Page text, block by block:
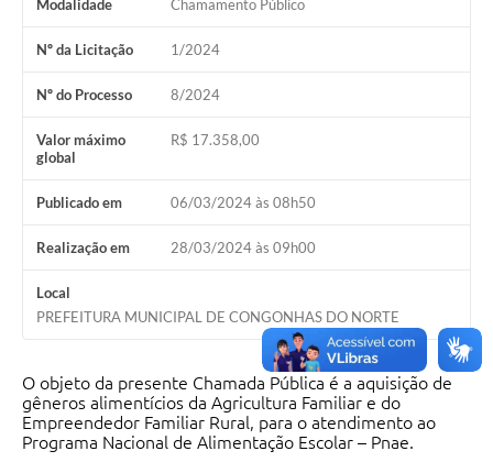
Modalidade Chamamento Público
Nº da Licitação 1/2024
Nº do Processo 8/2024
Valor máximo
global
R$ 17.358,00
Publicado em 06/03/2024 às 08h50
Realização em 28/03/2024 às 09h00
Local
PREFEITURA MUNICIPAL DE CONGONHAS DO NORTE
O objeto da presente Chamada Pública é a aquisição de
gêneros alimentícios da Agricultura Familiar e do
Empreendedor Familiar Rural, para o atendimento ao
Programa Nacional de Alimentação Escolar – Pnae.